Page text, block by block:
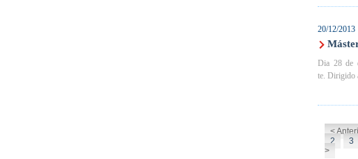
20/12/2013
Dia 28 de
te. Dirigido
<
2
3
>